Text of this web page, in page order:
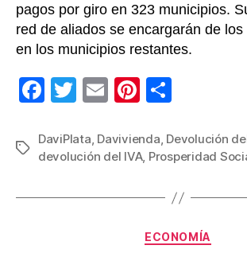
pagos por giro en 323 municipios.
red de aliados se encargarán de
en los municipios restantes.
F
c
e
b
T
tt
er
E
ail
Pi
er
e
st
m
p
ar
Etiquetas
DaviPlata, Davivienda, Devolución
devolución del IVA, Prosperidad
Categorías
ECONOMÍA